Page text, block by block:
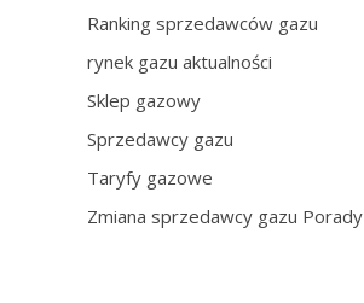
Ranking sprzedawców gazu
rynek gazu aktualności
Sklep gazowy
Sprzedawcy gazu
Taryfy gazowe
Zmiana sprzedawcy gazu Porady